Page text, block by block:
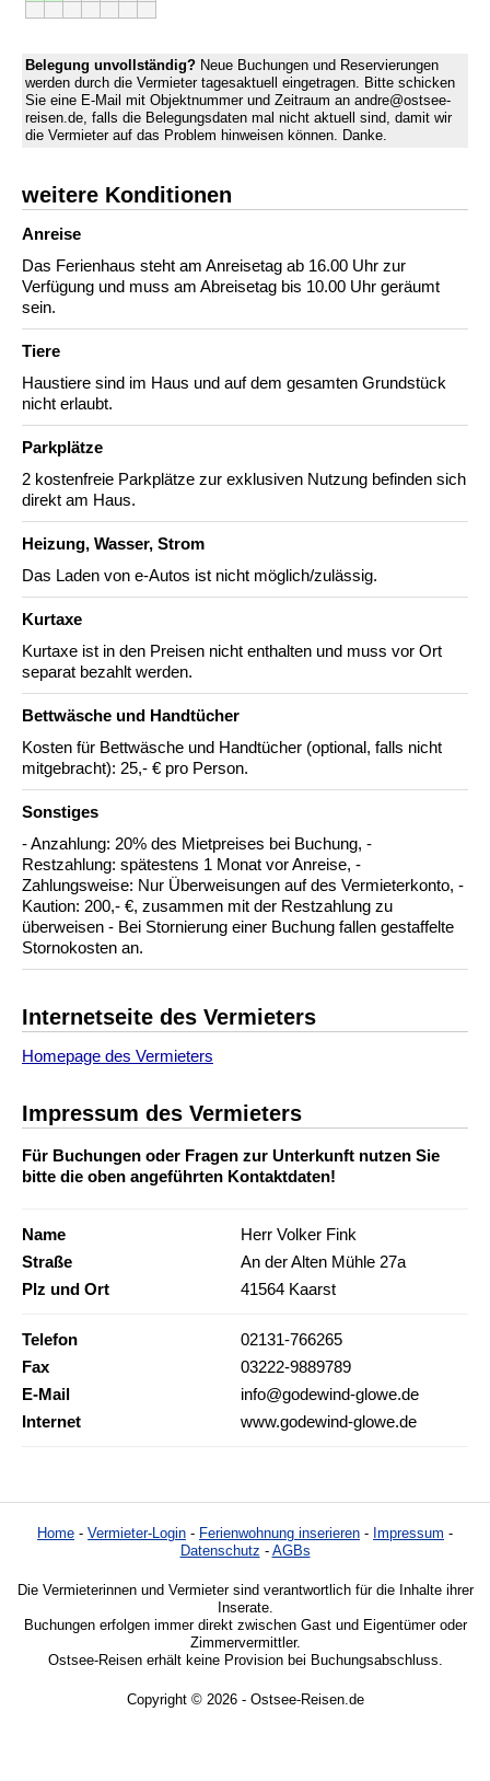
Belegung unvollständig? Neue Buchungen und Reservierungen
werden durch die Vermieter tagesaktuell eingetragen. Bitte schicken
Sie eine E-Mail mit Objektnummer und Zeitraum an andre@ostsee-
reisen.de, falls die Belegungsdaten mal nicht aktuell sind, damit wir
die Vermieter auf das Problem hinweisen können. Danke.
weitere Konditionen
Anreise
Das Ferienhaus steht am Anreisetag ab 16.00 Uhr zur
Verfügung und muss am Abreisetag bis 10.00 Uhr geräumt
sein.
Tiere
Haustiere sind im Haus und auf dem gesamten Grundstück
nicht erlaubt.
Parkplätze
2 kostenfreie Parkplätze zur exklusiven Nutzung befinden sich
direkt am Haus.
Heizung, Wasser, Strom
Das Laden von e-Autos ist nicht möglich/zulässig.
Kurtaxe
Kurtaxe ist in den Preisen nicht enthalten und muss vor Ort
separat bezahlt werden.
Bettwäsche und Handtücher
Kosten für Bettwäsche und Handtücher (optional, falls nicht
mitgebracht): 25,- € pro Person.
Sonstiges
- Anzahlung: 20% des Mietpreises bei Buchung, -
Restzahlung: spätestens 1 Monat vor Anreise, -
Zahlungsweise: Nur Überweisungen auf des Vermieterkonto, -
Kaution: 200,- €, zusammen mit der Restzahlung zu
überweisen - Bei Stornierung einer Buchung fallen gestaffelte
Stornokosten an.
Internetseite des Vermieters
Homepage des Vermieters
Impressum des Vermieters
Für Buchungen oder Fragen zur Unterkunft nutzen Sie
bitte die oben angeführten Kontaktdaten!
Name
Herr Volker Fink
Straße
An der Alten Mühle 27a
Plz und Ort
41564 Kaarst
Telefon
02131-766265
Fax
03222-9889789
E-Mail
info@godewind-glowe.de
Internet
www.godewind-glowe.de
Home - Vermieter-Login - Ferienwohnung inserieren - Impressum -
Datenschutz - AGBs
Die Vermieterinnen und Vermieter sind verantwortlich für die Inhalte ihrer
Inserate.
Buchungen erfolgen immer direkt zwischen Gast und Eigentümer oder
Zimmervermittler.
Ostsee-Reisen erhält keine Provision bei Buchungsabschluss.
Copyright © 2026 - Ostsee-Reisen.de